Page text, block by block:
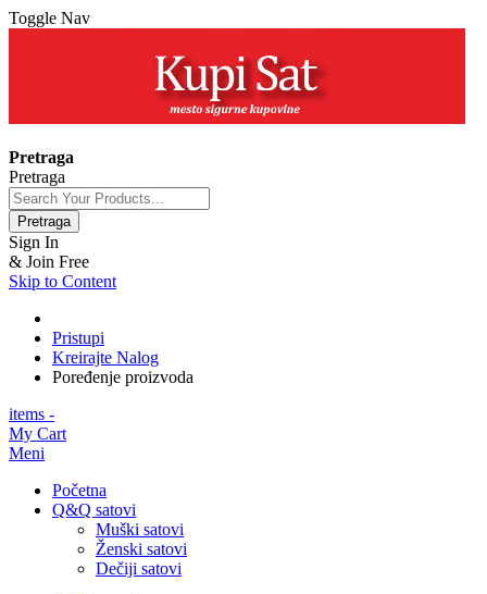
Toggle Nav
Pretraga
Pretraga
Pretraga
Sign In
& Join Free
Skip to Content
Pristupi
Kreirajte Nalog
Poređenje proizvoda
items -
My Cart
Meni
Početna
Q&Q satovi
Muški satovi
Ženski satovi
Dečiji satovi